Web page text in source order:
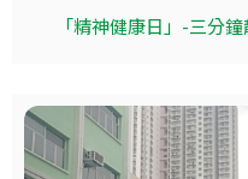
「精神健康日」-三分